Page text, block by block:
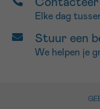
Elke dag
Stuur een
We helpen je